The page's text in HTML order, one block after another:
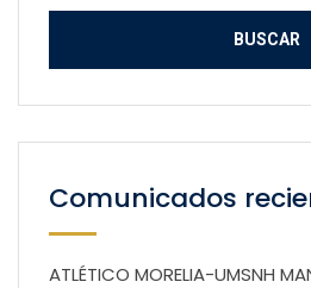
Comunicados
ATLÉTICO MORELIA-UMSNH